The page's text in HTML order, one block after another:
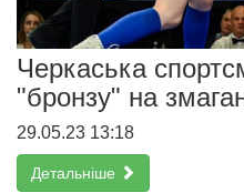
Черкаська
"бронзу" на
29.05.23 13:18
Детальніше